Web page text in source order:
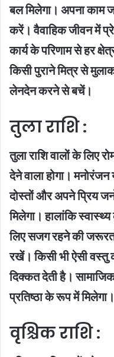
बल मिलेगा। अपना काम
करें। वैवाहिक जीवन में
कार्य के परिणाम से हर
किसी पुराने मित्र से
लेनदेन करने से बचें।
तुला राशि :
तुला राशि वालों के लिए
देने वाला होगा।
दोस्तों और अपने प्रिय
मिलेगा। हालांकि
लिए सजग रहने की
रखें। किसी भी ऐसी
दिक्कत देती है।
प्रतिष्ठा के रूप में मिलेगा।
वृश्चिक राशि :